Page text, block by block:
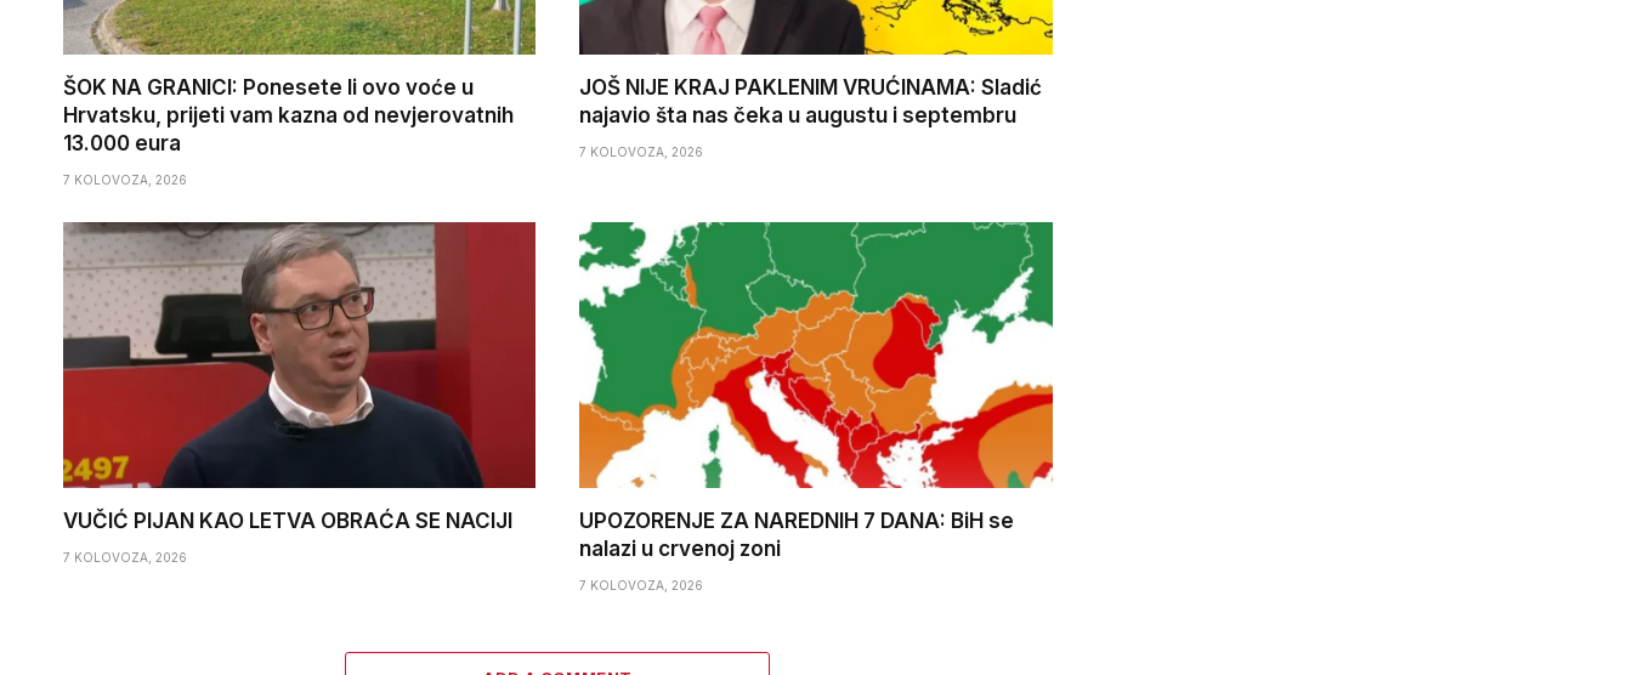
ŠOK NA GRANICI: Ponesete li ovo voće u
Hrvatsku, prijeti vam kazna od nevjerovatnih
13.000 eura
7 KOLOVOZA, 2026
JOŠ NIJE KRAJ PAKLENIM VRUĆINAMA: Sladić
najavio šta nas čeka u augustu i septembru
7 KOLOVOZA, 2026
VUČIĆ PIJAN KAO LETVA OBRAĆA SE NACIJI
7 KOLOVOZA, 2026
UPOZORENJE ZA NAREDNIH 7 DANA: BiH se
nalazi u crvenoj zoni
7 KOLOVOZA, 2026